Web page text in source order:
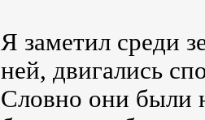
Я заметил среди
ней, двигались
Словно они были